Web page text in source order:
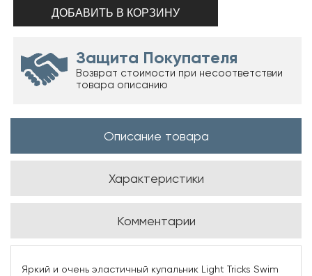
Защита Покупателя
Возврат стоимости при несоответствии
товара описанию
Описание товара
Характеристики
Комментарии
Яркий и очень эластичный купальник Light Tricks Swim